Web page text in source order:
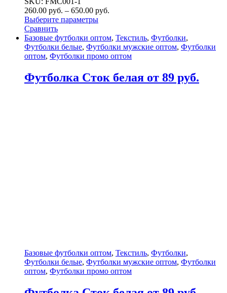
260.00 руб. – 650.00 руб.
Выберите параметры
Сравнить
Базовые футболки оптом, Текстиль, Футболки,
Футболки белые, Футболки мужские оптом, Футболки
оптом, Футболки промо оптом
Футболка Сток белая от 89 руб.
Базовые футболки оптом, Текстиль, Футболки,
Футболки белые, Футболки мужские оптом, Футболки
оптом, Футболки промо оптом